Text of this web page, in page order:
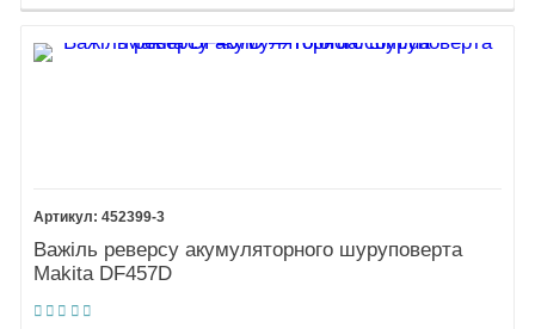
452399-3
Важіль реверсу акумуляторного шуруповерта
Makita DF457D